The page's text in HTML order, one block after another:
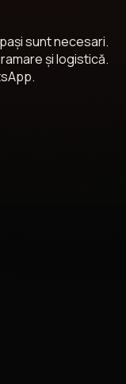
sunt necesari.
și logistică.